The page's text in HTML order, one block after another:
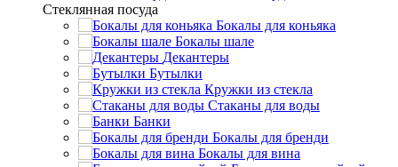
Стеклянная посуда
Бокалы для коньяка
Бокалы шале
Декантеры
Бутылки
Кружки из стекла
Стаканы для воды
Банки
Бокалы для бренди
Бокалы для вина